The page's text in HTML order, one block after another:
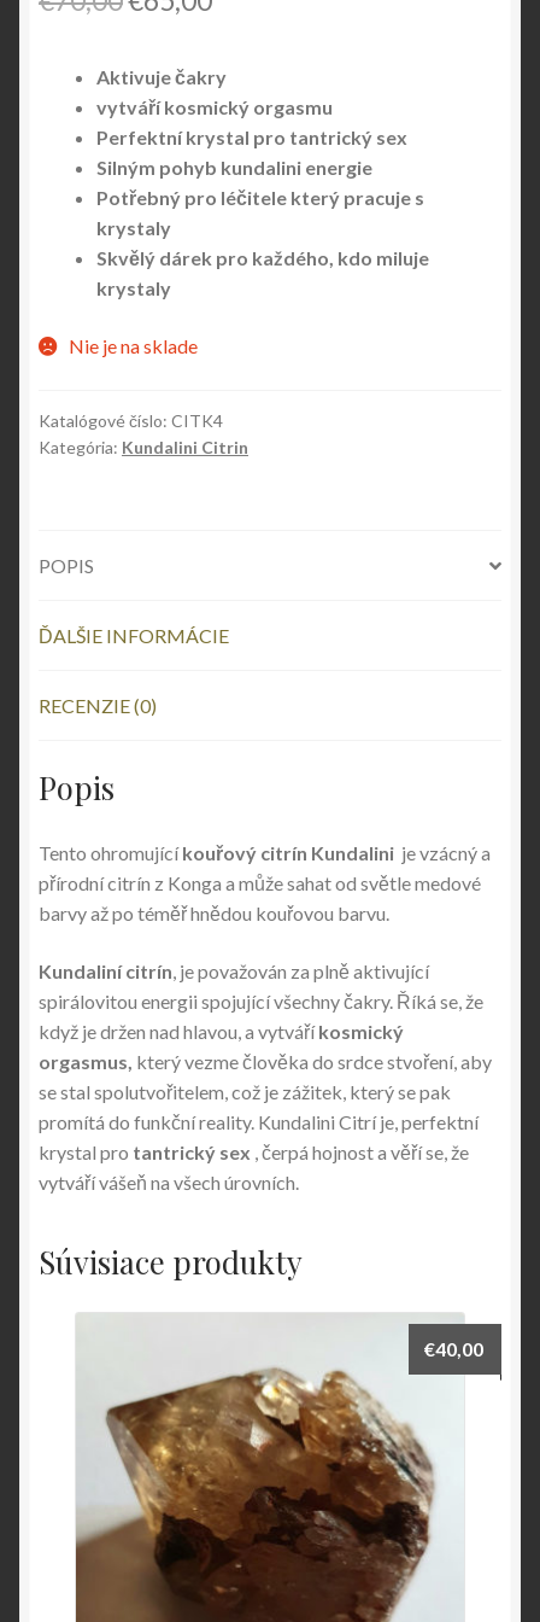
was:
€70,00.
is:
€65,00.
Aktivuje čakry
vytváří kosmický orgasmu
Perfektní krystal pro tantrický sex
Silným pohyb kundalini energie
Potřebný pro léčitele který pracuje s
krystaly
Skvělý dárek pro každého, kdo miluje
krystaly
Nie je na sklade
Katalógové číslo: CITK4
Kategória: Kundalini Citrin
POPIS
ĎALŠIE INFORMÁCIE
RECENZIE (0)
Popis
Tento ohromujícíkouřový citrín Kundalini je vzácný a
přírodní citrín z Konga a může sahat od světle medové
barvy až po téměř hnědou kouřovou barvu.
Kundaliní citrín , je považován za plně aktivující
spirálovitou energii spojující všechny čakry. Říká se, že
když je držen nad hlavou, a vytváříkosmický
orgasmus, který vezme člověka do srdce stvoření, aby
se stal spolutvořitelem, což je zážitek, který se pak
promítá do funkční reality. Kundalini Citrí je, perfektní
krystal pro tantrický sex , čerpá hojnost a věří se, že
vytváří vášeň na všech úrovních.
Súvisiace produkty
€40,00